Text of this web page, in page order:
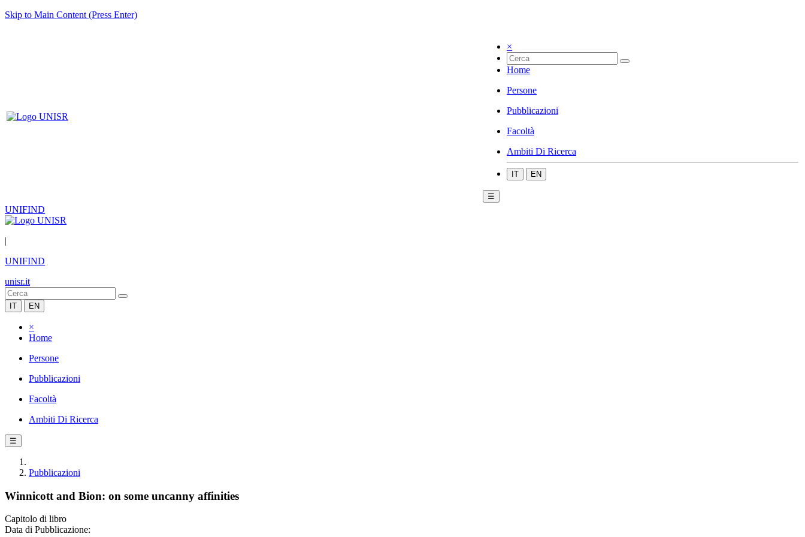
Skip to Main Content (Press Enter)
×
Home
Persone
Pubblicazioni
Facoltà
Ambiti Di Ricerca
IT EN
☰
UNIFIND
|
UNIFIND
unisr.it
IT EN
×
Home
Persone
Pubblicazioni
Facoltà
Ambiti Di Ricerca
☰
Pubblicazioni
Winnicott and Bion: on some uncanny affinities
Capitolo di libro
Data di Pubblicazione: